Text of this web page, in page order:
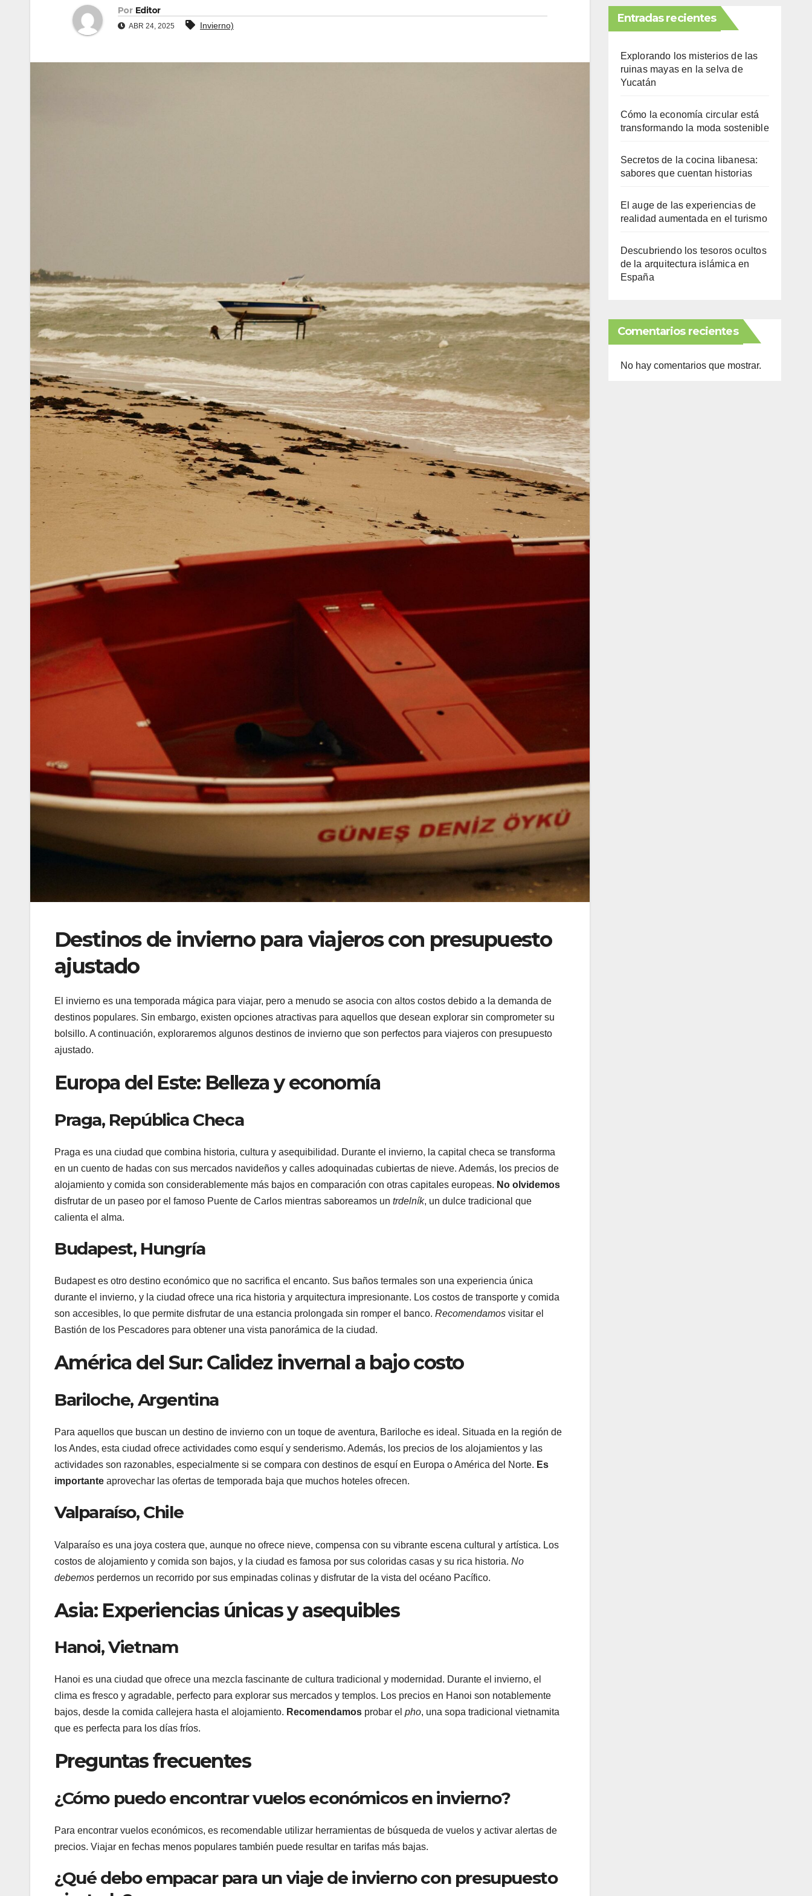
Por Editor
ABR 24, 2025 Invierno)
Destinos de invierno para viajeros con presupuesto
ajustado
El invierno es una temporada mágica para viajar, pero a menudo se asocia con altos costos debido a la demanda de
destinos populares. Sin embargo, existen opciones atractivas para aquellos que desean explorar sin comprometer su
bolsillo. A continuación, exploraremos algunos destinos de invierno que son perfectos para viajeros con presupuesto
ajustado.
Europa del Este: Belleza y economía
Praga, República Checa
Praga es una ciudad que combina historia, cultura y asequibilidad. Durante el invierno, la capital checa se transforma
en un cuento de hadas con sus mercados navideños y calles adoquinadas cubiertas de nieve. Además, los precios de
alojamiento y comida son considerablemente más bajos en comparación con otras capitales europeas. No olvidemos
disfrutar de un paseo por el famoso Puente de Carlos mientras saboreamos un trdelník, un dulce tradicional que
calienta el alma.
Budapest, Hungría
Budapest es otro destino económico que no sacrifica el encanto. Sus baños termales son una experiencia única
durante el invierno, y la ciudad ofrece una rica historia y arquitectura impresionante. Los costos de transporte y comida
son accesibles, lo que permite disfrutar de una estancia prolongada sin romper el banco. Recomendamos visitar el
Bastión de los Pescadores para obtener una vista panorámica de la ciudad.
América del Sur: Calidez invernal a bajo costo
Bariloche, Argentina
Para aquellos que buscan un destino de invierno con un toque de aventura, Bariloche es ideal. Situada en la región de
los Andes, esta ciudad ofrece actividades como esquí y senderismo. Además, los precios de los alojamientos y las
actividades son razonables, especialmente si se compara con destinos de esquí en Europa o América del Norte. Es
importante aprovechar las ofertas de temporada baja que muchos hoteles ofrecen.
Valparaíso, Chile
Valparaíso es una joya costera que, aunque no ofrece nieve, compensa con su vibrante escena cultural y artística. Los
costos de alojamiento y comida son bajos, y la ciudad es famosa por sus coloridas casas y su rica historia. No
debemos perdernos un recorrido por sus empinadas colinas y disfrutar de la vista del océano Pacífico.
Asia: Experiencias únicas y asequibles
Hanoi, Vietnam
Hanoi es una ciudad que ofrece una mezcla fascinante de cultura tradicional y modernidad. Durante el invierno, el
clima es fresco y agradable, perfecto para explorar sus mercados y templos. Los precios en Hanoi son notablemente
bajos, desde la comida callejera hasta el alojamiento. Recomendamos probar el pho, una sopa tradicional vietnamita
que es perfecta para los días fríos.
Preguntas frecuentes
¿Cómo puedo encontrar vuelos económicos en invierno?
Para encontrar vuelos económicos, es recomendable utilizar herramientas de búsqueda de vuelos y activar alertas de
precios. Viajar en fechas menos populares también puede resultar en tarifas más bajas.
¿Qué debo empacar para un viaje de invierno con presupuesto
Entradas recientes
Explorando los misterios de las
ruinas mayas en la selva de
Yucatán
Cómo la economía circular está
transformando la moda sostenible
Secretos de la cocina libanesa:
sabores que cuentan historias
El auge de las experiencias de
realidad aumentada en el turismo
Descubriendo los tesoros ocultos
de la arquitectura islámica en
España
Comentarios recientes
No hay comentarios que mostrar.